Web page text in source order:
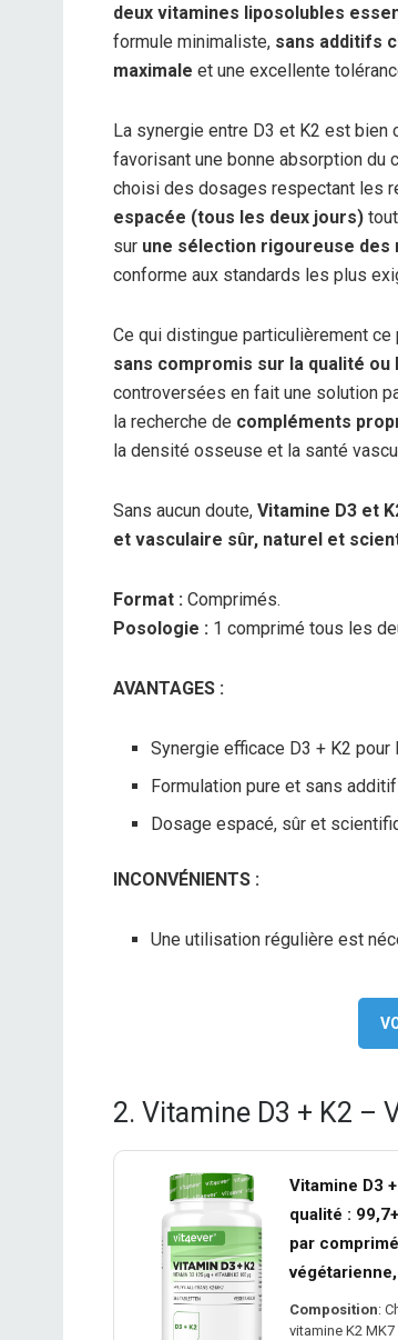
deux vitamines liposolubles
formule minimaliste, sans additifs
maximale et une excellente
La synergie entre D3 et K2 est bien
favorisant une bonne absorption du
choisi des dosages respectant les
espacée (tous les deux jours)
sur une sélection rigoureuse
conforme aux standards les plus
Ce qui distingue particulièrement ce
sans compromis sur la qualité ou
controversées en fait une solution
la recherche de compléments
la densité osseuse et la santé
Sans aucun doute, Vitamine D3 et
et vasculaire sûr, naturel et
Format : Comprimés.
Posologie : 1 comprimé tous les
AVANTAGES :
Synergie efficace D3 + K2
Formulation pure et sans
Dosage espacé, sûr et
INCONVÉNIENTS :
Une utilisation régulière est
2. Vitamine D3 + K2 –
Vitamine D3
qualité :
par
Composition:
vitamine K2